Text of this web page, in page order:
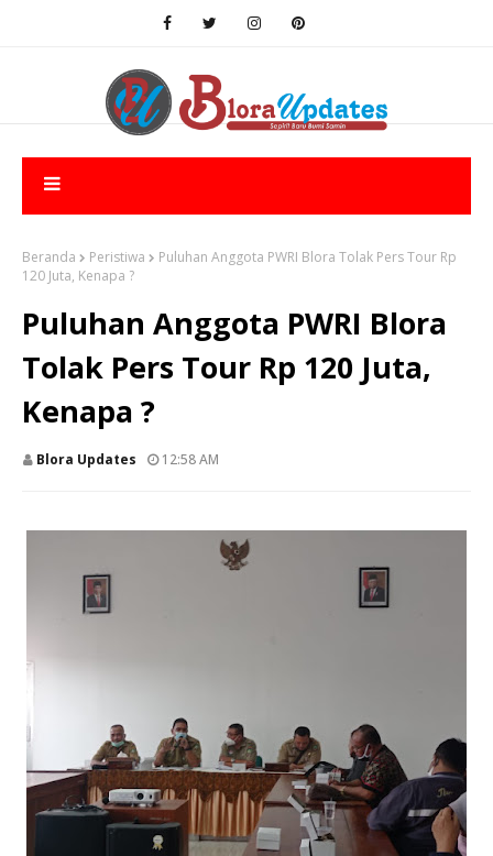
Beranda Peristiwa
Puluhan Anggota PWRI Blora Tolak Pers Tour Rp
120 Juta, Kenapa ?
Puluhan Anggota PWRI Blora
Tolak Pers Tour Rp 120 Juta,
Kenapa ?
Blora Updates 12:58 AM